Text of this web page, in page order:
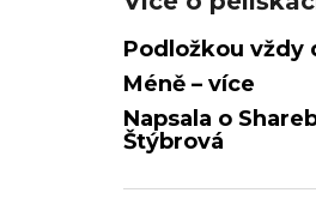
Podložkou vždy
Méně – více
Napsala o
Štýbrová